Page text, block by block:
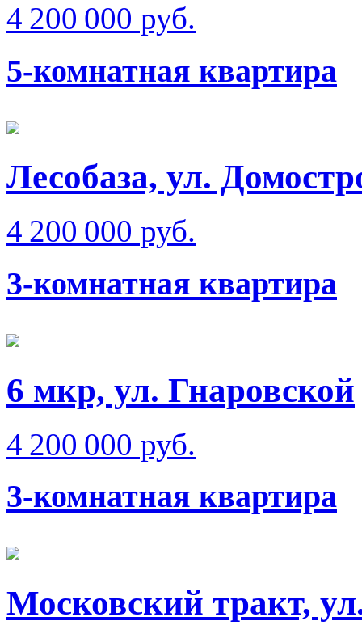
4 200 000 руб.
5-комнатная квартира
Лесобаза, ул.
4 200 000 руб.
3-комнатная квартира
6 мкр, ул. Гнаровской
4 200 000 руб.
3-комнатная квартира
Московский тракт,